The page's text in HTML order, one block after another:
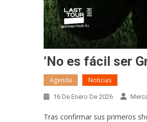
‘No es fácil ser
Agenda Noticias
16 De Enero De 2026
Tras confirmar sus primeros